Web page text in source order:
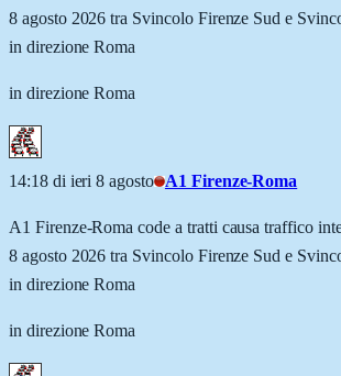
8 agosto 2026 tra Svincolo Firenze Sud e
in direzione Roma
in direzione Roma
14:18 di ieri 8 agosto A1 Firenze-Roma
A1 Firenze-Roma code a tratti causa traffico
8 agosto 2026 tra Svincolo Firenze Sud e
in direzione Roma
in direzione Roma